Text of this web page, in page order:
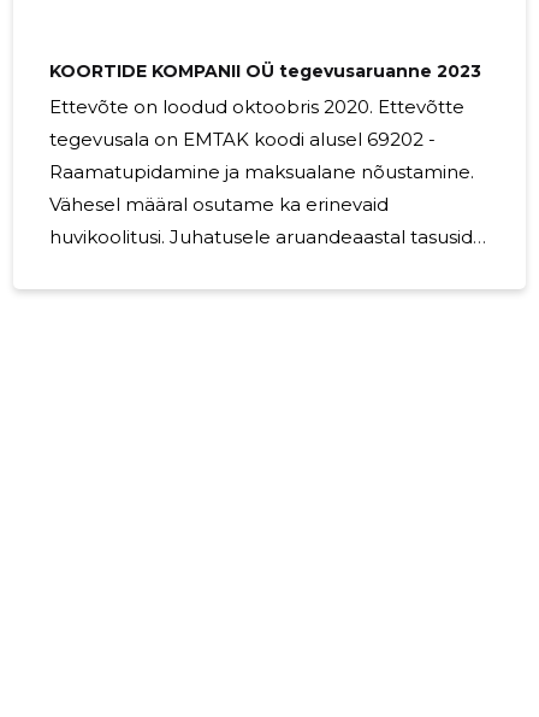
KOORTIDE KOMPANII OÜ tegevusaruanne 2023
Ettevõte on loodud oktoobris 2020. Ettevõtte
tegevusala on EMTAK koodi alusel 69202 -
Raamatupidamine ja maksualane nõustamine.
Vähesel määral osutame ka erinevaid
huvikoolitusi. Juhatusele aruandeaastal tasusid